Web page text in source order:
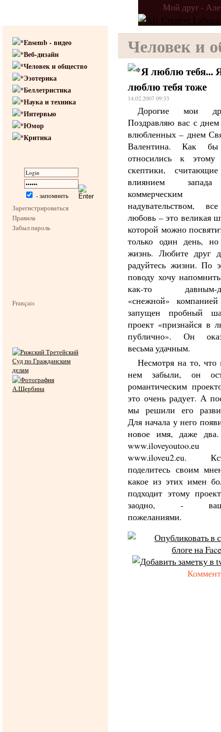
Мой друг -
Ensemb - видео
Веб-дизайн
Человек и общество
Эзотерика
Беллетристика
Наука и техника
Интервью
Юмор
Критика
- запомнить
Зарегистрироваться
Правила
Забыл пароль
Français
Человек и
Я люблю тебя...
люблю тебя тоже
14.02.2007 09:33
Дорогие мои
Поздравляю вас с днем
влюбленных – днем
Валентина. Как
относились к
скептики,
влиянием
коммерческим
надувательством,
любовь – это великая
которой можно
только один день,
жизнь. Любите друг
радуйтесь жизни. По
поводу хочу
как-то давным-
«снежной»
запущен пробный
проект «признайся в
публично». Он
весьма удачным.
Несмотря на то,
нем забыли, он
романтическим
это очень радует. А
мы решили его
Для начала у него
новое имя, даже
www.iloveu2.eu.
поделитесь своим
какое из этих имен
подходит этому
заодно, -
пожеланиями.